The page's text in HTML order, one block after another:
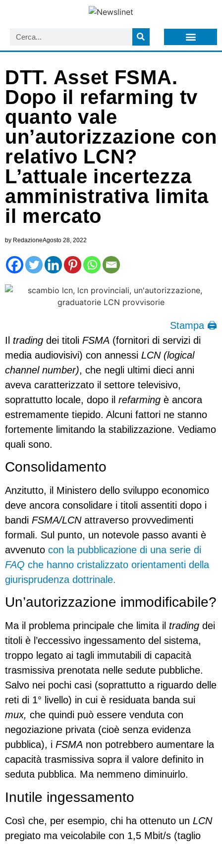
DTT. Asset FSMA.
Dopo il refarming tv
quanto vale
un’autorizzazione con
relativo LCN?
L’attuale incertezza
amministrativa limita
il mercato
by RedazioneAgosto 28, 2022
Stampa 🖨
Il trading dei titoli FSMA (fornitori di servizi di
media audiovisivi) con annessi LCN (logical
channel number), che negli ultimi dieci anni
aveva caratterizzato il settore televisivo,
soprattutto locale, dopo il refarming è ancora
estremamente tiepido. Alcuni fattori ne stanno
fortemente limitando la stabilizzazione. Vediamo
quali sono.
Consolidamento
Anzitutto, il Ministero dello sviluppo economico
deve ancora consolidare i titoli assentiti dopo i
bandi FSMA/LCNattraverso provvedimenti
formali. Sul punto, un notevole passo avanti è
avvenuto con la pubblicazione di una serie di
FAQ che hanno cristalizzato orientamenti della
giurisprudenza dottrinale.
Un’autorizzazione immodificabile?
Ma il problema principale che limita il trading dei
titoli è l’eccessivo ingessamento del sistema,
troppo legato ai tagli immutabili di capacità
trasmissiva prenotata nelle sedute pubbliche.
Salvo nei pochi casi (soprattutto a riguardo delle
reti di 1° livello) in cui è residuata banda sui
mux, che quindi può essere venduta con
negoziazione privata (cioè senza evidenza
pubblica), i FSMA non potrebbero aumentare la
capacità trasmissiva sopra il valore definito in
seduta pubblica. Ma nemmeno diminuirlo.
Inutile ingessamento
Così che, per esempio, chi ha ottenuto un LCN
pregiato ma veicolabile con 1,5 Mbit/s (taglio